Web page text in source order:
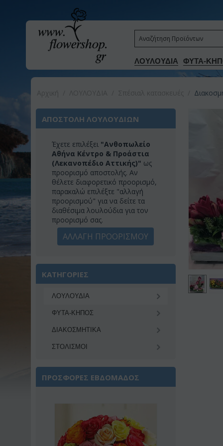
ΛΟΥΛΟΥΔΙΑ ΦΥΤΑ-
ΑΠΟΣΤΟΛΗ ΛΟΥΛΟΥΔΙΩΝ
Έχετε επιλέξει "Ανθοπωλείο
Αθήνα Κέντρο & Προάστια
(Λεκανοπέδιο Αττικής)" ως
προορισμό αποστολής. Αν
θέλετε διαφορετικό προορισμό,
παρακαλώ επιλέξτε "αλλαγή
προορισμού" για να δείτε τα
διαθέσιμα λουλούδια για τον
προορισμό σας.
ΑΛΛΑΓΗ ΠΡΟΟΡΙΣΜΟΥ
ΚΑΤΗΓΟΡΙΕΣ
ΛΟΥΛΟΥΔΙΑ
ΦΥΤΑ-ΚΗΠΟΣ
ΔΙΑΚΟΣΜΗΤΙΚA
ΣΤΟΛΙΣΜΟΙ
ΠΡΟΣΦΟΡΕΣ ΕΒΔΟΜΑΔΟΣ